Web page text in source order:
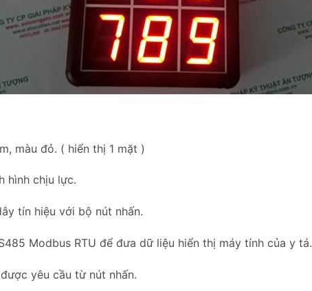
màu đỏ. ( hiển thị 1 mặt )
hình chịu lực.
tín hiệu với bộ nút nhấn.
Modbus RTU để đưa dữ liệu hiển thị máy tính của y tá.
yêu cầu từ nút nhấn.